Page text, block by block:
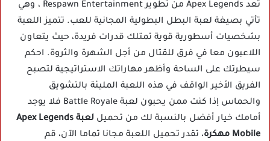
تعد Apex Legends من تطوير Respawn Entertainment ، وهي
تأتي بصيغة لعبة البطل البطولية المجانية للعب. تتميز اللعبة
بشخصيات أسطورية قوية تمتلك قدرات فريدة، حيث يتعاون
اللاعبون معا في فرق للقتال من أجل الشهرة والثروة. احكم
سيطرتك على الساحة وأظهر مهاراتك الاستراتيجية لتصبح
الفريق الأخير الواقف في هذه اللعبة المليئة بالتشويق
والحماس إذا كنت ممن يحبون لعبة Battle Royale فلا يوجد
أمامك خيار أفضل بالنسبة لك من تحميل
لعبة Apex Legends
Mobile مهكرة
، تقدر تحميل اللعبة مجانا تماما الآن، قم